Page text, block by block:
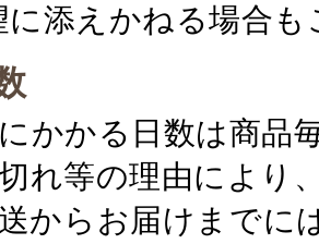
に添えかねる場合
かかる日数は商品
れ等の理由により
からお届けまでに